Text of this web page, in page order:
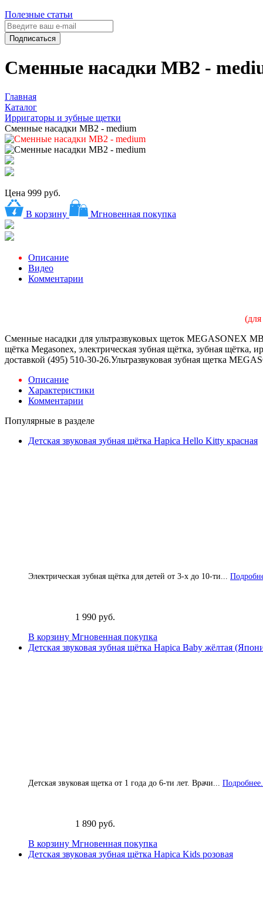
Полезные статьи
Подписаться
Сменные насадки MB2 -
Главная
Каталог
Ирригаторы и зубные щетки
Сменные насадки MB2 - medium
Цена 999 руб.
В корзину Мгновенная покупка
Описание
Видео
Комментарии
Сменные насадки для ультразвуковых щеток MEGASONEX
щётка Megasonex, электрическая зубная щётка, зубная
доставкой (495) 510-30-26.Ультразвуковая зубная щетка
Описание
Характеристики
Комментарии
Популярные в разделе
Детская звуковая зубная щётка Hapica Hello Kitty красная
Электрическая зубная щётка для детей от 3-х до 10-ти...
1 990 руб.
В корзину Мгновенная покупка
Детская звуковая зубная щётка Hapica Baby жёлтая
Детская звуковая щетка от 1 года до 6-ти лет. Врачи...
1 890 руб.
В корзину Мгновенная покупка
Детская звуковая зубная щётка Hapica Kids розовая